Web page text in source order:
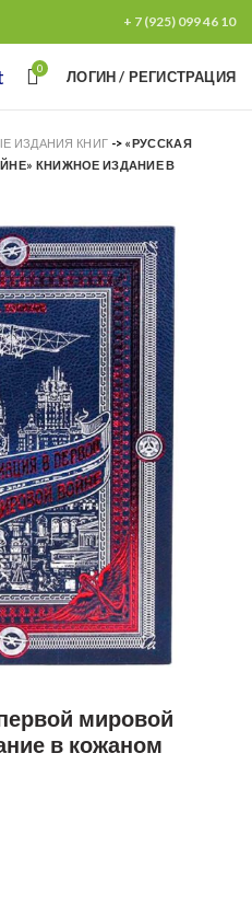
+ 7 (925) 099 46 10
0 ЛОГИН / РЕГИСТРАЦИЯ
ИЗДАНИЯ КНИГ -> «РУССКАЯ
КНИЖНОЕ ИЗДАНИЕ В
мировой
в кожаном